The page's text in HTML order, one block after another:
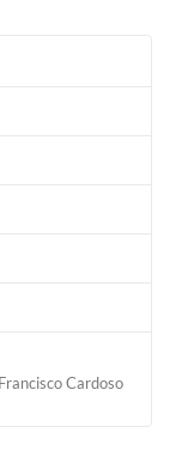
Cardoso